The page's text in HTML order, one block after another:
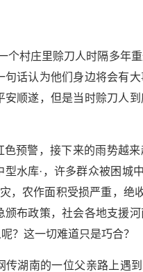
个村庄里赊刀人时隔多年
话认为他们身边将会有
顺遂，但是当时赊刀人
预警，接下来的雨势越
水库·，许多群众被困城
，农作面积受损严重，绝
布政策，社会各地支援
？这一切难道只是巧合？
湖南的一位父亲路上遇